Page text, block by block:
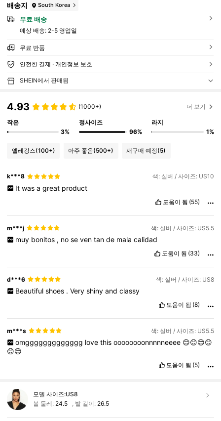
배송지 South Korea
무료 배송
예상 배송: 2-5 영업일
무료 반품
안전한 결제 · 개인정보 보호
SHEIN에서 판매됨
4.93 (1000+) 더 보기
작은
3%
정사이즈
96%
라지
1%
엘레강스(100+) 아주 좋음(500+) 재구매 예정(5)
k***8 색: 실버 / 사이즈: US10
It was a great product
도움이 됨 (55)
m***j 색: 실버 / 사이즈: US5.5
muy bonitos , no se ven tan de mala calidad
도움이 됨 (33)
d***6 색: 실버 / 사이즈: US8
Beautiful shoes . Very shiny and classy
도움이 됨 (8)
m***s 색: 실버 / 사이즈: US5.5
omggggggggggggg love this oooooooonnnnneeee 😊😊😊😊
😊😊
도움이 됨 (5)
모델 사이즈:US8
볼 둘레: 24.5 , 발 길이: 26.5